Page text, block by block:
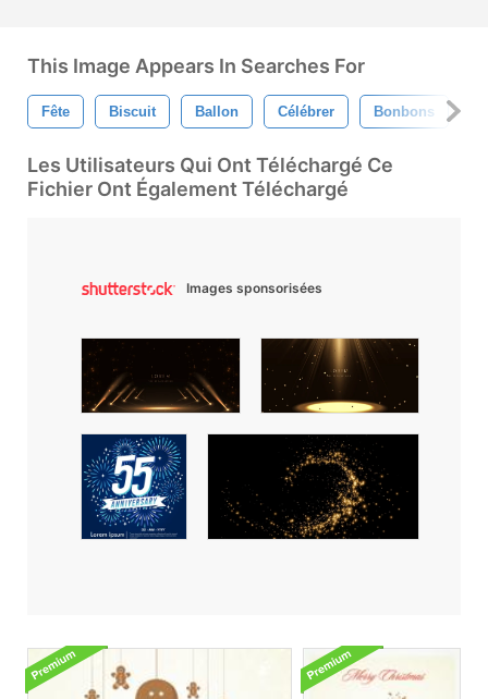
This Image Appears In Searches For
Fête Biscuit Ballon Célébrer Bonbons
Les Utilisateurs Qui Ont Téléchargé Ce
Fichier Ont Également Téléchargé
Images sponsorisées